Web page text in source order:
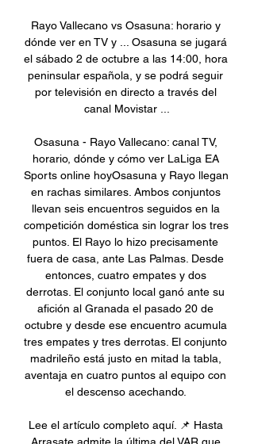
Rayo Vallecano vs Osasuna: horario y
dónde ver en TV y ... Osasuna se jugará
el sábado 2 de octubre a las 14:00, hora
peninsular española, y se podrá seguir
por televisión en directo a través del
canal Movistar ...
Osasuna - Rayo Vallecano: canal TV,
horario, dónde y cómo ver LaLiga EA
Sports online hoyOsasuna y Rayo llegan
en rachas similares. Ambos conjuntos
llevan seis encuentros seguidos en la
competición doméstica sin lograr los tres
puntos. El Rayo lo hizo precisamente
fuera de casa, ante Las Palmas. Desde
entonces, cuatro empates y dos
derrotas. El conjunto local ganó ante su
afición al Granada el pasado 20 de
octubre y desde ese encuentro acumula
tres empates y tres derrotas. El conjunto
madrileño está justo en mitad la tabla,
aventaja en cuatro puntos al equipo con
el descenso acechando.
Lee el artículo completo aquí. 📌 Hasta